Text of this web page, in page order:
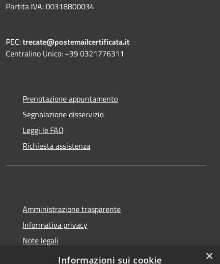
Partita IVA: 00318800034
PEC:trecate@postemailcertificata.it
Centralino Unico: +39 0321776311
Prenotazione appuntamento
Segnalazione disservizio
Leggi le FAQ
Richiesta assistenza
Amministrazione trasparente
Informativa privacy
Note legali
Dichiarazione di accessibilità
×
Informazioni sui cookie